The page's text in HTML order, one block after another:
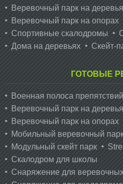
Веревочный парк на
Веревочный парк на опорах
Спортивные скалодромы
Дома на деревьях
Скейт-
ГОТОВЫЕ
Военная полоса препятствий
Веревочный парк на
Веревочный парк на опорах
Мобильный веревочный
Модульный скейт парк
Скалодром для школы
Снаряжение для